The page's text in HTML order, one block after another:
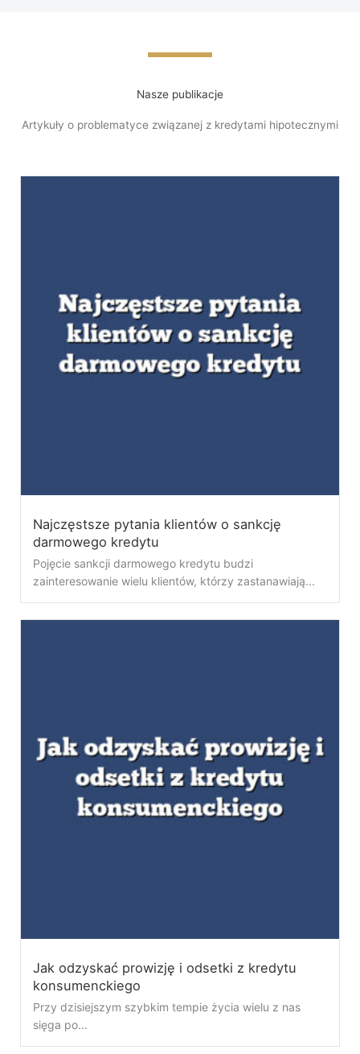
Nasze publikacje
Artykuły o problematyce związanej z kredytami hipotecznymi
Najczęstsze pytania klientów o sankcję
darmowego kredytu
Pojęcie sankcji darmowego kredytu budzi
zainteresowanie wielu klientów, którzy zastanawiają...
Jak odzyskać prowizję i odsetki z kredytu
konsumenckiego
Przy dzisiejszym szybkim tempie życia wielu z nas
sięga po...